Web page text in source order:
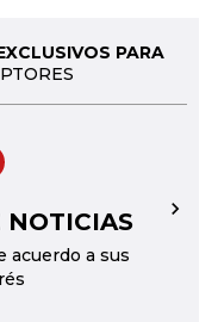
PARA
NOTICIAS
acuerdo a sus
→